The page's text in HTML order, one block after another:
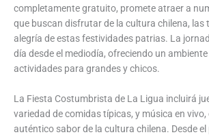
completamente gratuito, promete atraer a
que buscan disfrutar de la cultura chilena, las
alegría de estas festividades patrias. La
día desde el mediodía, ofreciendo un
actividades para grandes y chicos.
La Fiesta Costumbrista de La Ligua incluirá
variedad de comidas típicas, y música en
auténtico sabor de la cultura chilena. Desde el